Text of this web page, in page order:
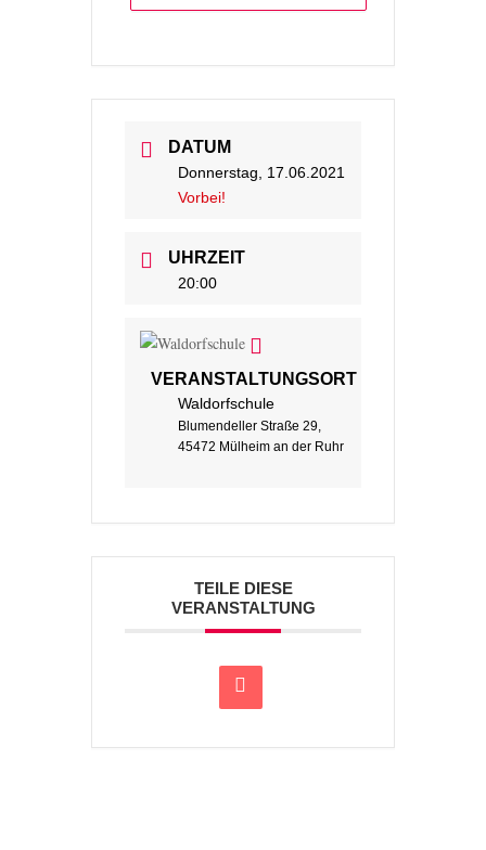
DATUM
Donnerstag, 17.06.2021
Vorbei!
UHRZEIT
20:00
VERANSTALTUNGSORT
Waldorfschule
Blumendeller Straße 29,
45472 Mülheim an der Ruhr
TEILE DIESE
VERANSTALTUNG